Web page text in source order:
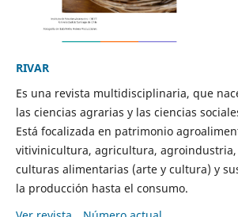
RIVAR
Es una revista multidisciplinaria, que
las ciencias agrarias y las ciencias
Está focalizada en patrimonio
vitivinicultura, agricultura,
culturas alimentarias (arte y cultura) y
la producción hasta el consumo.